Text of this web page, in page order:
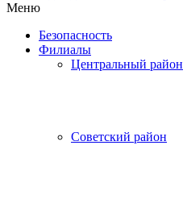
Меню
Безопасность
Филиалы
Центральный район
Советский район